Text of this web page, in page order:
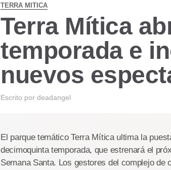
TERRA MITICA
Terra Mítica
temporada e
nuevos
Escrito por deadangel
El parque temático Terra Mítica ultima la
decimoquinta temporada, que estrenará el
Semana Santa. Los gestores del complejo